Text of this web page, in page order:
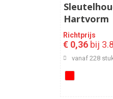
Hartvorm
Richtprijs
€ 0,36bij
vanaf 228